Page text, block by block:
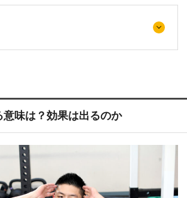
意味は？効果は出るのか